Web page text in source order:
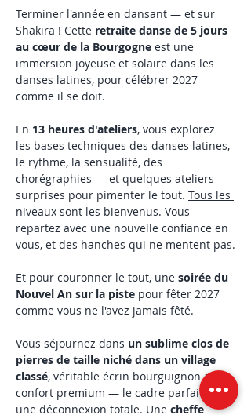
Terminer l'année en dansant — et sur
Shakira ! Cette retraite danse de 5 jours
au cœur de la Bourgogne est une
immersion joyeuse et solaire dans les
danses latines, pour célébrer 2027
comme il se doit.
En 13 heures d'ateliers, vous explorez
les bases techniques des danses latines,
le rythme, la sensualité, des
chorégraphies — et quelques ateliers
surprises pour pimenter le tout. Tous les
niveaux sont les bienvenus. Vous
repartez avec une nouvelle confiance en
vous, et des hanches qui ne mentent pas.
Et pour couronner le tout, une soirée du
Nouvel An sur la piste pour fêter 2027
comme vous ne l'avez jamais fêté.
Vous séjournez dans un sublime clos de
pierres de taille niché dans un village
classé, véritable écrin bourguignon au
confort premium — le cadre parfait pour
une déconnexion totale. Une cheffe